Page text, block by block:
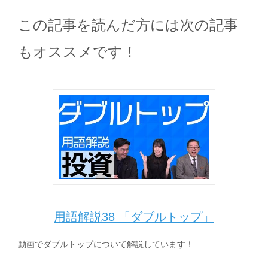
この記事を読んだ方には次の記事
もオススメです！
用語解説38 「ダブルトップ」
動画でダブルトップについて解説しています！